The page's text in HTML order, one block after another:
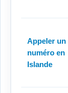
Appeler un
numéro en
Islande